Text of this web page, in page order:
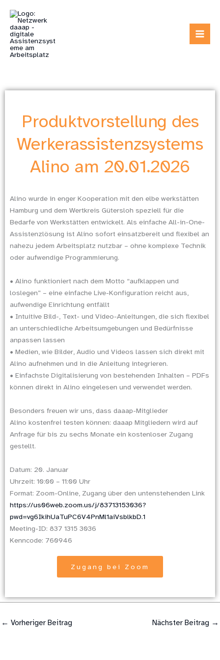
Inhalt
springen
Produktvorstellung des
Werkerassistenzsystems
Alino am 20.01.2026
Alino wurde in enger Kooperation mit den elbe werkstätten
Hamburg und dem Wertkreis Gütersloh speziell für die
Bedarfe von Werkstätten entwickelt. Als einfache All-in-One-
Assistenzlösung ist Alino sofort einsatzbereit und flexibel an
nahezu jedem Arbeitsplatz nutzbar – ohne komplexe Technik
oder aufwendige Programmierung.
• Alino funktioniert nach dem Motto “aufklappen und
loslegen” – eine einfache Live-Konfiguration reicht aus,
aufwendige Einrichtung entfällt
• Intuitive Bild-, Text- und Video-Anleitungen, die sich flexibel
an unterschiedliche Arbeitsumgebungen und Bedürfnisse
anpassen lassen
• Medien, wie Bilder, Audio und Videos lassen sich direkt mit
Alino aufnehmen und in die Anleitung integrieren.
• Einfachste Digitalisierung von bestehenden Inhalten – PDFs
können direkt in Alino eingelesen und verwendet werden.
Besonders freuen wir uns, dass daaap-Mitglieder
Alino kostenfrei testen können: daaap Mitgliedern wird auf
Anfrage für bis zu sechs Monate ein kostenloser Zugang
gestellt.
Datum: 20. Januar
Uhrzeit: 10:00 – 11:00 Uhr
Format: Zoom-Online, Zugang über den untenstehenden Link
https://us06web.zoom.us/j/83713153036?
pwd=vg6IkihUaTuPC6V4PnMl1aiVsblkbD.1
Meeting-ID: 837 1315 3036
Kenncode: 760946
Zugang bei Zoom
← Vorheriger Beitrag Nächster Beitrag →